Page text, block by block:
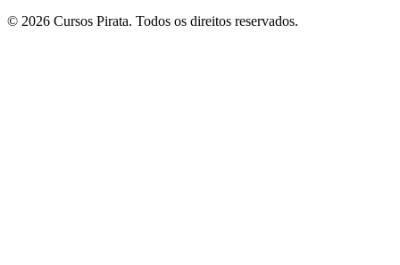
© 2026 Cursos Pirata. Todos os direitos reservados.